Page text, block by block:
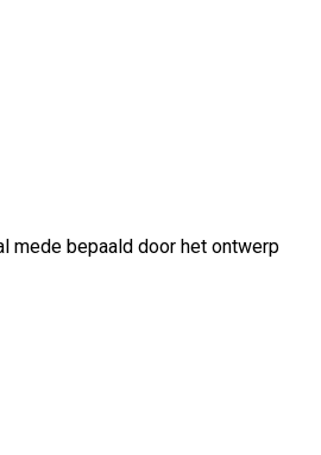
mede bepaald door het ontwerp